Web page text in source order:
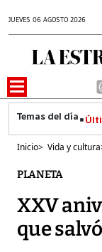
JUEVES 06 AGOSTO 2026
Inicio> Vida y cultura
PLANETA
XXV
que